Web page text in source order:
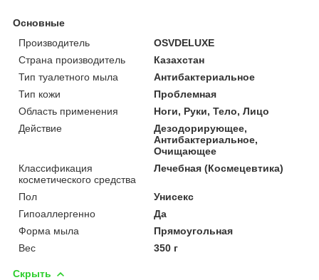
Основные
Производитель
OSVDELUXE
Страна производитель
Казахстан
Тип туалетного мыла
Антибактериальное
Тип кожи
Проблемная
Область применения
Ноги, Руки, Тело, Лицо
Действие
Дезодорирующее,
Антибактериальное,
Очищающее
Классификация
косметического средства
Лечебная (Космецевтика)
Пол
Унисекс
Гипоаллергенно
Да
Форма мыла
Прямоугольная
Вес
350 г
Скрыть